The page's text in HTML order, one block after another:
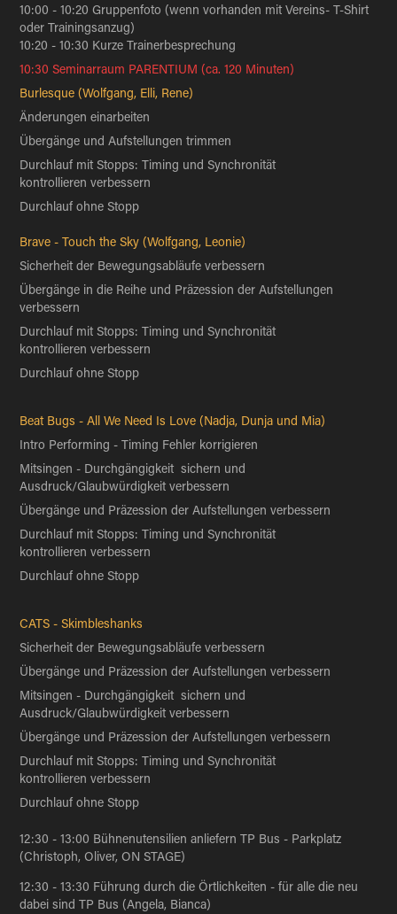
10:00 - 10:20 Gruppenfoto (wenn vorhanden mit Vereins- T-Shirt
oder Trainingsanzug)
10:20 - 10:30 Kurze Trainerbesprechung
10:30 Seminarraum PARENTIUM (ca. 120 Minuten)
Burlesque (Wolfgang, Elli, Rene)
Änderungen einarbeiten
Übergänge und Aufstellungen trimmen
Durchlauf mit Stopps: Timing und Synchronität
kontrollieren verbessern
Durchlauf ohne Stopp
Brave - Touch the Sky (Wolfgang, Leonie)
Sicherheit der Bewegungsabläufe verbessern
Übergänge in die Reihe und Präzession der Aufstellungen
verbessern
Durchlauf mit Stopps: Timing und Synchronität
kontrollieren verbessern
Durchlauf ohne Stopp
Beat Bugs - All We Need Is Love (Nadja, Dunja und Mia)
Intro Performing - Timing Fehler korrigieren
Mitsingen - Durchgängigkeit sichern und
Ausdruck/Glaubwürdigkeit verbessern
Übergänge und Präzession der Aufstellungen verbessern
Durchlauf mit Stopps: Timing und Synchronität
kontrollieren verbessern
Durchlauf ohne Stopp
CATS - Skimbleshanks
Sicherheit der Bewegungsabläufe verbessern
Übergänge und Präzession der Aufstellungen verbessern
Mitsingen - Durchgängigkeit sichern und
Ausdruck/Glaubwürdigkeit verbessern
Übergänge und Präzession der Aufstellungen verbessern
Durchlauf mit Stopps: Timing und Synchronität
kontrollieren verbessern
Durchlauf ohne Stopp
12:30 - 13:00 Bühnenutensilien anliefern TP Bus - Parkplatz
(Christoph, Oliver, ON STAGE)
12:30 - 13:30 Führung durch die Örtlichkeiten - für alle die neu
dabei sind TP Bus (Angela, Bianca)